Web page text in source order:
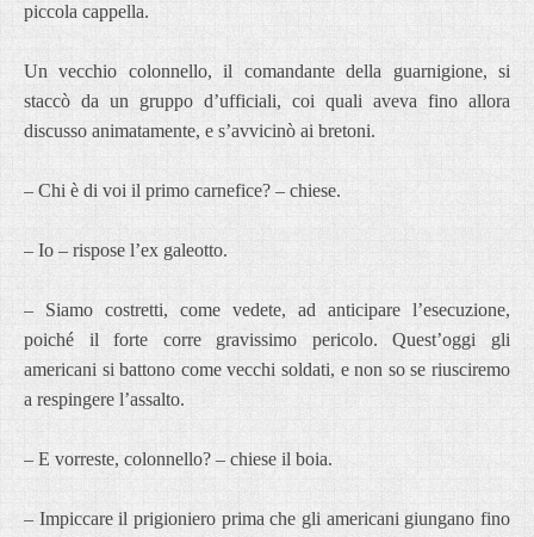
piccola cappella.
Un vecchio colonnello, il comandante della guarnigione, si
staccò da un gruppo d’ufficiali, coi quali aveva fino allora
discusso animatamente, e s’avvicinò ai bretoni.
– Chi è di voi il primo carnefice? – chiese.
– Io – rispose l’ex galeotto.
– Siamo costretti, come vedete, ad anticipare l’esecuzione,
poiché il forte corre gravissimo pericolo. Quest’oggi gli
americani si battono come vecchi soldati, e non so se riusciremo
a respingere l’assalto.
– E vorreste, colonnello? – chiese il boia.
– Impiccare il prigioniero prima che gli americani giungano fino